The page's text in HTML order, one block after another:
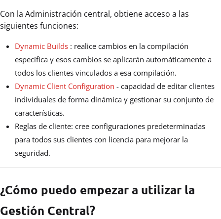
Con la Administración central, obtiene acceso a las
siguientes funciones:
Dynamic Builds : realice cambios en la compilación
específica y esos cambios se aplicarán automáticamente a
todos los clientes vinculados a esa compilación.
Dynamic Client Configuration - capacidad de editar clientes
individuales de forma dinámica y gestionar su conjunto de
características.
Reglas de cliente: cree configuraciones predeterminadas
para todos sus clientes con licencia para mejorar la
seguridad.
¿Cómo puedo empezar a utilizar la
Gestión Central?